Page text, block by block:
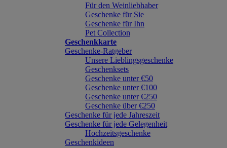
Für den Weinliebhaber
Geschenke für Sie
Geschenke für Ihn
Pet Collection
Geschenkkarte
Geschenke-Ratgeber
Unsere Lieblingsgeschenke
Geschenksets
Geschenke unter €50
Geschenke unter €100
Geschenke unter €250
Geschenke über €250
Geschenke für jede Jahreszeit
Geschenke für jede Gelegenheit
Hochzeitsgeschenke
Geschenkideen